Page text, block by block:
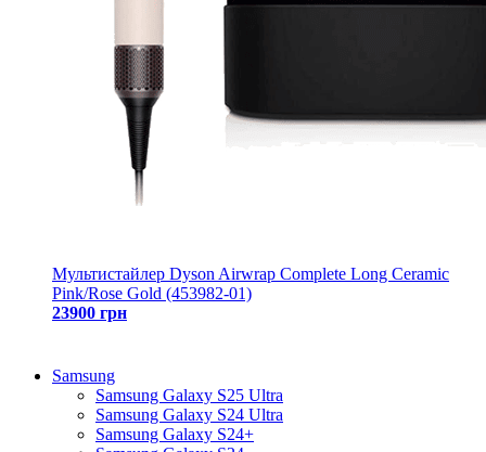
Мультистайлер Dyson Airwrap Complete Long Ceramic
Pink/Rose Gold (453982-01)
23900 грн
Samsung
Samsung Galaxy S25 Ultra
Samsung Galaxy S24 Ultra
Samsung Galaxy S24+